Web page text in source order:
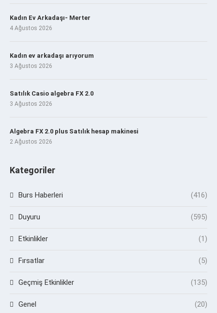
Kadın Ev Arkadaşı- Merter
4 Ağustos 2026
Kadın ev arkadaşı arıyorum
3 Ağustos 2026
Satılık Casio algebra FX 2.0
3 Ağustos 2026
Algebra FX 2.0 plus Satılık hesap makinesi
2 Ağustos 2026
Kategoriler
Burs Haberleri (416)
Duyuru (595)
Etkinlikler (1)
Fırsatlar (5)
Geçmiş Etkinlikler (135)
Genel (20)